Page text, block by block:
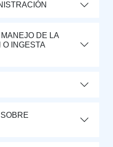
DE LA
O INGESTA